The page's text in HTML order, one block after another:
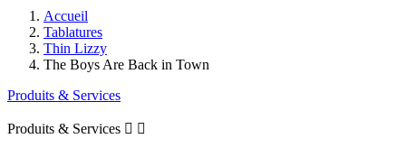
Accueil
Tablatures
Thin Lizzy
The Boys Are Back in Town
Produits & Services
Produits & Services  